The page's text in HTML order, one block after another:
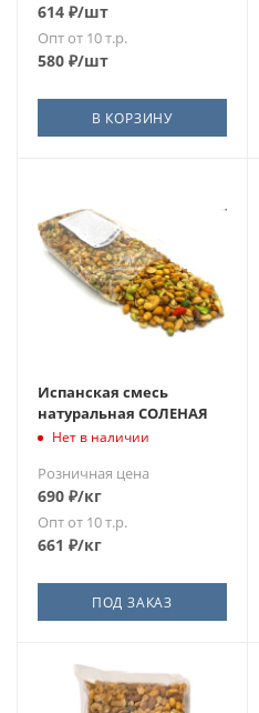
614 ₽/шт
Опт от 10 т.р.
580 ₽/шт
В КОРЗИНУ
Испанская смесь
натуральная СОЛЕНАЯ
Нет в наличии
Розничная цена
690 ₽/кг
Опт от 10 т.р.
661 ₽/кг
ПОД ЗАКАЗ